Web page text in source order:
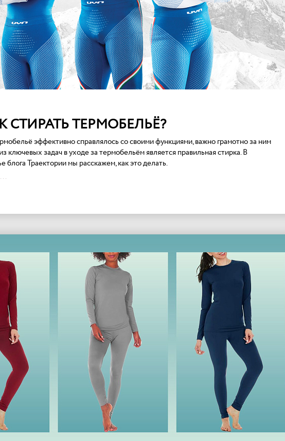
СТИРАТЬ ТЕРМОБЕЛЬЁ?
эффективно справлялось со своими функциями, важно грамотно за ним
ключевых задач в уходе за термобельём является правильная стирка. В
блога Траектории мы расскажем, как это делать.